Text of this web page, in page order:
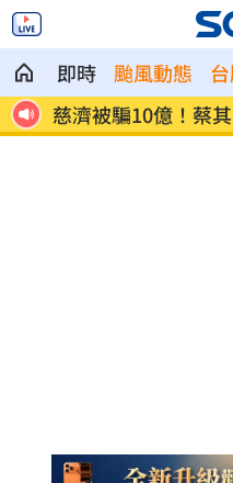
即時 颱風動態
漲
慈濟被騙10億！蔡
歉